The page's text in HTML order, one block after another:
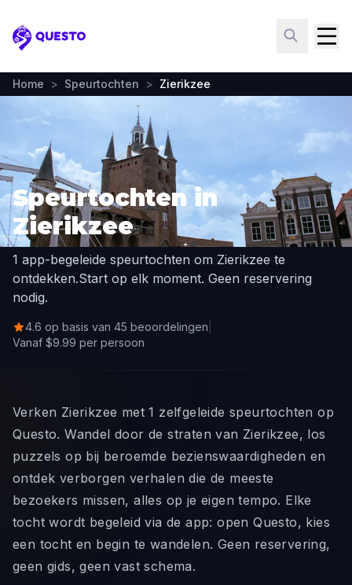
Questo
Home > Speurtochten > Zierikzee
Speurtochten in
Zierikzee
1 app-begeleide speurtochten om Zierikzee te
ontdekken.Start op elk moment. Geen reservering
nodig.
4.6 op basis van 45 beoordelingen
Vanaf $9.99 per persoon
Verken Zierikzee met 1 zelfgeleide speurtochten op
Questo. Wandel door de straten van Zierikzee, los
puzzels op bij beroemde bezienswaardigheden en
ontdek verborgen verhalen die de meeste
bezoekers missen, alles op je eigen tempo. Elke
tocht wordt begeleid via de app: open Questo, kies
een tocht en begin te wandelen. Geen reservering,
geen gids, geen vast schema.